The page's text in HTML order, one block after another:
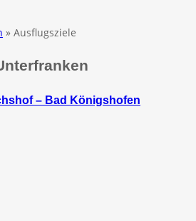
» Ausflugsziele
– Bad Königshofen